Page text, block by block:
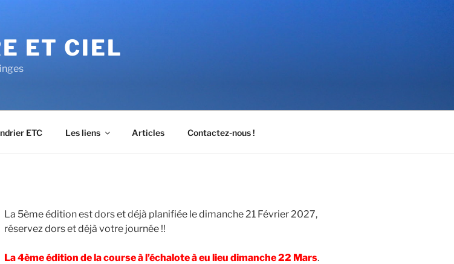
ET CIEL
ETC Les liens Articles Contactez-nous !
La 5ème édition est dors et déjà planifiée le dimanche 21 Février 2027,
réservez dors et déjà votre journée !!
La 4ème édition de la course à l’échalote à eu lieu dimanche 22 Mars.